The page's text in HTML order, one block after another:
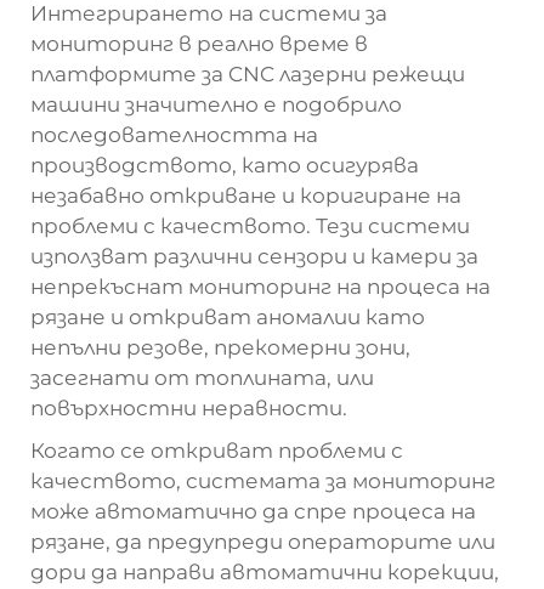
Интегрирането на системи за
мониторинг в реално време в
платформите за CNC лазерни режещи
машини значително е подобрило
последователността на
производството, като осигурява
незабавно откриване и коригиране на
проблеми с качеството. Тези системи
използват различни сензори и камери за
непрекъснат мониторинг на процеса на
рязане и откриват аномалии като
непълни резове, прекомерни зони,
засегнати от топлината, или
повърхностни неравности.
Когато се откриват проблеми с
качеството, системата за мониторинг
може автоматично да спре процеса на
рязане, да предупреди операторите или
дори да направи автоматични корекции,